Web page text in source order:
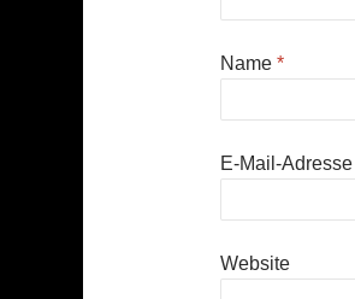
Name *
E-Mail-
Website